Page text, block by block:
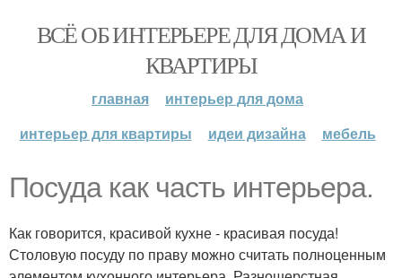
ВСЁ ОБ ИНТЕРЬЕРЕ ДЛЯ ДОМА И
КВАРТИРЫ
главная
интерьер для дома
интерьер для квартиры
идеи дизайна мебель
Посуда как часть интерьера.
Как говорится, красивой кухне - красивая посуда!
Столовую посуду по праву можно считать полноценным